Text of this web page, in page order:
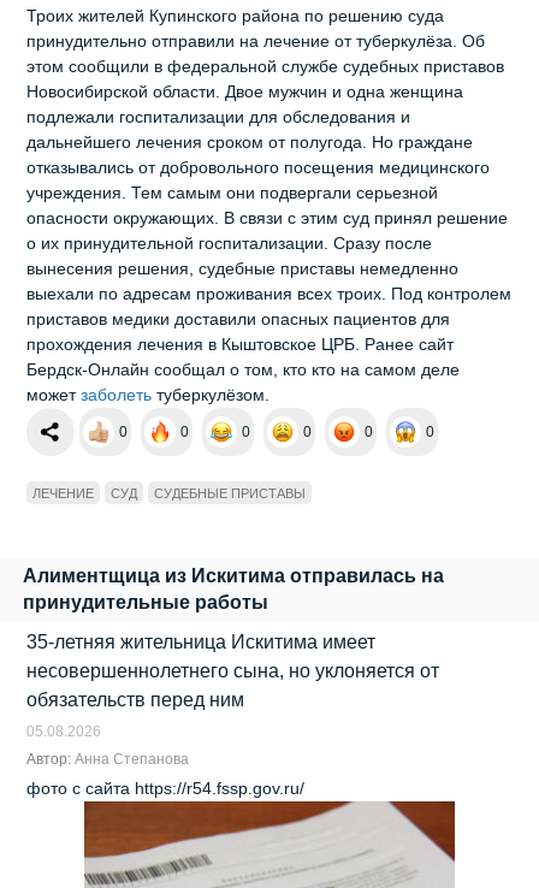
Троих жителей Купинского района по решению суда
принудительно отправили на лечение от туберкулёза. Об
этом сообщили в федеральной службе судебных приставов
Новосибирской области. Двое мужчин и одна женщина
подлежали госпитализации для обследования и
дальнейшего лечения сроком от полугода. Но граждане
отказывались от добровольного посещения медицинского
учреждения. Тем самым они подвергали серьезной
опасности окружающих. В связи с этим суд принял решение
о их принудительной госпитализации. Сразу после
вынесения решения, судебные приставы немедленно
выехали по адресам проживания всех троих. Под контролем
приставов медики доставили опасных пациентов для
прохождения лечения в Кыштовское ЦРБ. Ранее сайт
Бердск-Онлайн сообщал о том, кто кто на самом деле
можетзаболеть туберкулёзом.
0 0 0 0 0 0
ЛЕЧЕНИЕ СУД СУДЕБНЫЕ ПРИСТАВЫ
Алиментщица из Искитима отправилась на
принудительные работы
35-летняя жительница Искитима имеет
несовершеннолетнего сына, но уклоняется от
обязательств перед ним
05.08.2026
Автор:Анна Степанова
фото с сайта https://r54.fssp.gov.ru/